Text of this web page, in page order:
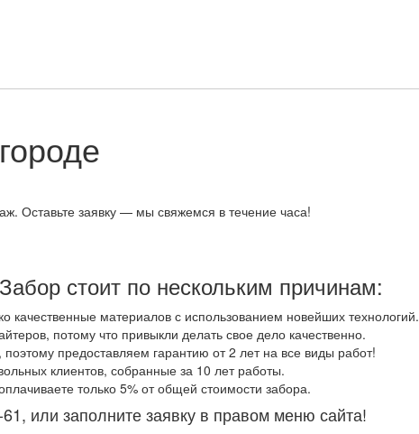
Оставьте заявку — мы свяжемся в течение часа!
стоит по нескольким причинам:
качественные материалов с использованием новейших технологий.
потому что привыкли делать свое дело качественно.
предоставляем гарантию от 2 лет на все виды работ!
клиентов, собранные за 10 лет работы.
только 5% от общей стоимости забора.
или заполните заявку в правом меню сайта!